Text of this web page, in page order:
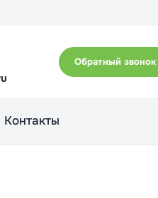
Обратный звонок
Контакты